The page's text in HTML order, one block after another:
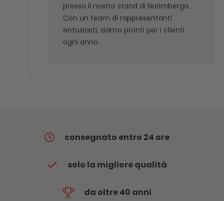
presso il nostro stand di Norimberga.
Con un team di rappresentanti
entusiasti, siamo pronti per i clienti
ogni anno.
consegnato entro 24 ore
solo la migliore qualità
da oltre 40 anni